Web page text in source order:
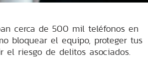
cerca de 500 mil teléfonos en
bloquear el equipo, proteger tus
el riesgo de delitos asociados.